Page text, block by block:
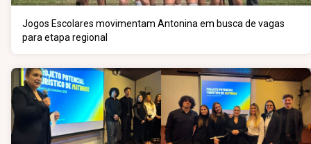
Jogos Escolares movimentam Antonina em busca de vagas
para etapa regional